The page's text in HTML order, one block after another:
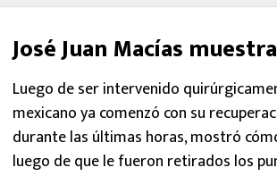
José Juan Macías
Luego de ser intervenido
mexicano ya comenzó con su
durante las últimas horas, mostró
luego de que le fueron retirados los